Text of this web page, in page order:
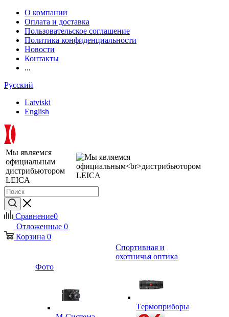
О компании
Оплата и доставка
Пользовательское соглашение
Политика конфиденциальности
Новости
Контакты
...
Русский
Latviski
English
Мы являемся
официальным
дистрибьютором
LEICA
Сравнение0
Отложенные 0
Корзина 0
Фото
Спортивная и
охотничья оптика
Tермоприборы